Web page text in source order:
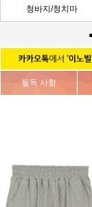
청바지/청치마
필독 사항